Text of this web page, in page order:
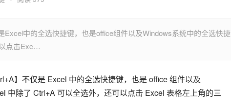
中的全选快捷键，也是office组件以及Windows系统中的全选快捷
点击Exc…
】不仅是 Excel 中的全选快捷键，也是 office 组件以及
中除了 Ctrl+A 可以全选外，还可以点击 Excel 表格左上角的三